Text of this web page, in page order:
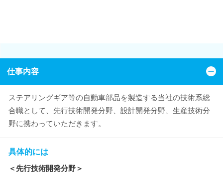
仕事内容
ステアリングギア等の自動車部品を製造する当社の技術系総
合職として、先行技術開発分野、設計開発分野、生産技術分
野に携わっていただきます。
具体的には
＜先行技術開発分野＞